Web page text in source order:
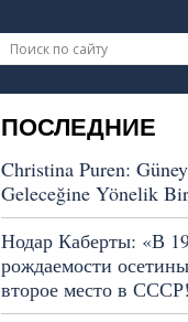
ПОСЛЕДНИЕ
Christina Puren: Güney
Geleceğine Yönelik
Нодар Каберты: «В
рождаемости
второе место в